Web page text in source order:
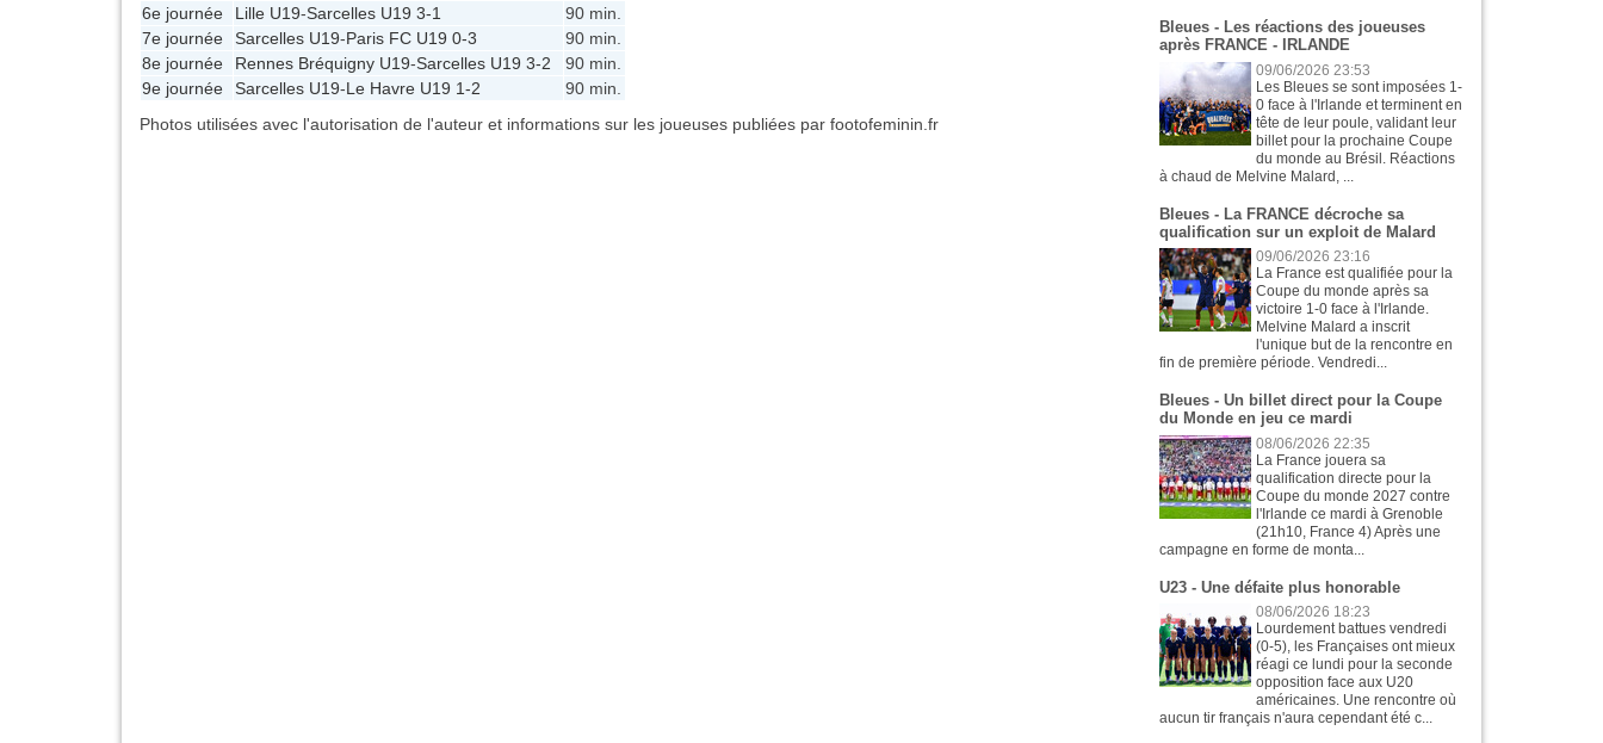
6e journée
Lille U19-Sarcelles U19 3-1
90 min.
7e journée
Sarcelles U19-Paris FC U19 0-3
90 min.
8e journée
Rennes Bréquigny U19-Sarcelles U19 3-2
90 min.
9e journée
Sarcelles U19-Le Havre U19 1-2
90 min.
Photos utilisées avec l'autorisation de l'auteur et informations sur les joueuses publiées par footofeminin.fr
Bleues - Les réactions des joueuses
après FRANCE - IRLANDE
09/06/2026 23:53
Les Bleues se sont imposées 1-
0 face à l'Irlande et terminent en
tête de leur poule, validant leur
billet pour la prochaine Coupe
du monde au Brésil. Réactions
à chaud de Melvine Malard, ...
Bleues - La FRANCE décroche sa
qualification sur un exploit de Malard
09/06/2026 23:16
La France est qualifiée pour la
Coupe du monde après sa
victoire 1-0 face à l'Irlande.
Melvine Malard a inscrit
l'unique but de la rencontre en
fin de première période. Vendredi...
Bleues - Un billet direct pour la Coupe
du Monde en jeu ce mardi
08/06/2026 22:35
La France jouera sa
qualification directe pour la
Coupe du monde 2027 contre
l'Irlande ce mardi à Grenoble
(21h10, France 4) Après une
campagne en forme de monta...
U23 - Une défaite plus honorable
08/06/2026 18:23
Lourdement battues vendredi
(0-5), les Françaises ont mieux
réagi ce lundi pour la seconde
opposition face aux U20
américaines. Une rencontre où
aucun tir français n'aura cependant été c...